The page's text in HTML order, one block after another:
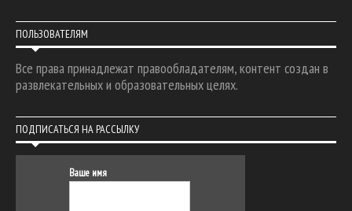
ПОЛЬЗОВАТЕЛЯМ
Все права принадлежат правообладателям, контент создан в
развлекательных и образовательных целях.
ПОДПИСАТЬСЯ НА РАССЫЛКУ
Ваше имя